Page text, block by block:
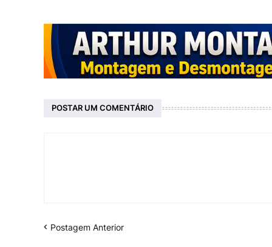
POSTAR UM COMENTÁRIO
Postagem Anterior